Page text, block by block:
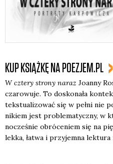
KUP KSIĄŻKĘ NA POEZJEM.PL
W czte­ry stro­ny naraz Joan­ny
cza­ro­wu­je. To dosko­na­ła
tek­stu­ali­zo­wać się w peł­ni nie
ni­kiem jest pro­ble­ma­tycz­ny, w
no­cze­śnie obró­ce­niem się na
lek­ka, łatwa i przy­jem­na lek­tu­ra